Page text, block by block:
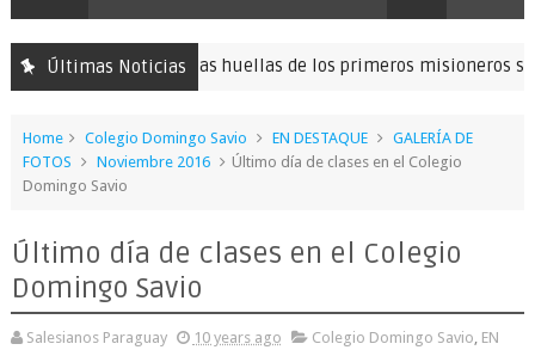
Últimas Noticias
para seguir las huellas de los primeros misioneros salesianos
Home Colegio Domingo Savio EN DESTAQUE
GALERÍA DE
FOTOS
Noviembre 2016
Último día de clases en el Colegio
Domingo Savio
Último día de clases en el Colegio
Domingo Savio
Salesianos Paraguay 10 years ago Colegio Domingo Savio EN